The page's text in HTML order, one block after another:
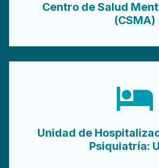
Centro de Salud
(CSMA)
Unidad de
Psiquiatría: